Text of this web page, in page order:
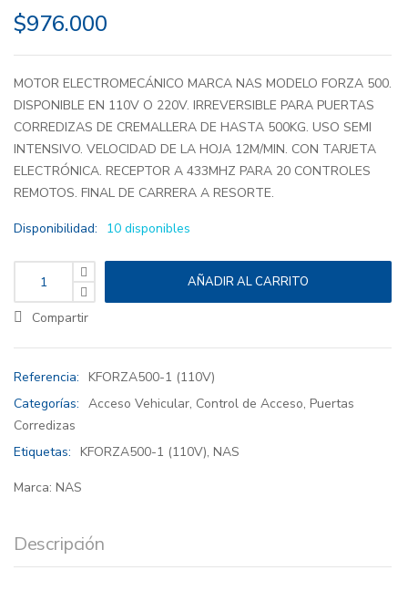
$976.000
MOTOR ELECTROMECÁNICO MARCA NAS MODELO FORZA 500.
DISPONIBLE EN 110V O 220V. IRREVERSIBLE PARA PUERTAS
CORREDIZAS DE CREMALLERA DE HASTA 500KG. USO SEMI
INTENSIVO. VELOCIDAD DE LA HOJA 12M/MIN. CON TARJETA
ELECTRÓNICA. RECEPTOR A 433MHZ PARA 20 CONTROLES
REMOTOS. FINAL DE CARRERA A RESORTE.
Disponibilidad: 10 disponibles
AÑADIR AL CARRITO
Compartir
Referencia: KFORZA500-1 (110V)
Categorías: Acceso Vehicular, Control de Acceso, Puertas
Corredizas
Etiquetas: KFORZA500-1 (110V), NAS
Marca: NAS
Descripción